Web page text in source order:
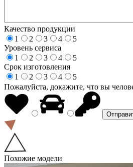
Качество продукции
1
2 3 4
5
Уровень сервиса
1
2 3 4
5
Срок изготовления
1
2 3 4
5
Пожалуйста, докажите, что вы
Похожие модели